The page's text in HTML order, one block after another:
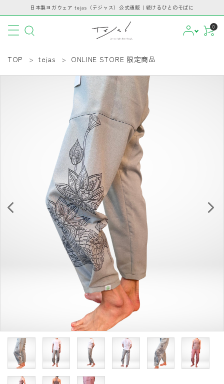
日本製ヨガウェア tejas（テジャス）公式通販｜続けるひとのそばに
0
INFORMATION
GUIDE
ACCOUNT MENU
ようこそ ゲスト 様
person 新規会員登録
TOP tejas ONLINE STORE 限定商品